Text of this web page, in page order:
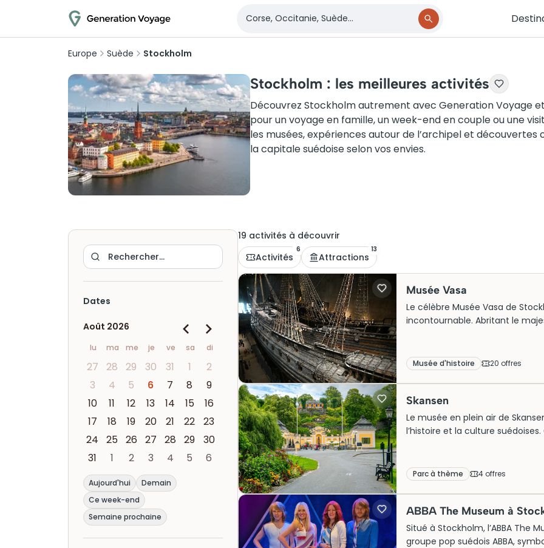
Europe Suède Stockholm
Stockholm : les meilleures activités
Découvrez Stockholm autrement avec Generation Voyage
pour un voyage en famille, un week-end en couple ou une
les musées, expériences autour de l’archipel et
la capitale suédoise selon vos envies.
Dates
Août 2026
lu ma me je ve sa di
27 28 29 30 31 1
2
3
4 5 6 7 8
9
10
11 12 13 14 15
16
17
18 19 20 21 22
23
24
25 26 27 28 29
30
31
1 2 3 4 5 6
Aujourd'hui
Demain
Ce week-end
Semaine prochaine
19 activités à découvrir
Activités
6
Attractions
13
Musée Vasa
Le célèbre Musée Vasa de
incontournable. Abritant le
magnifiquement préservée.
captivante requiert souvent
s’assurer d’une place. Le
majeure en Suède.
Musée d'histoire 20 offres
Skansen
Le musée en plein air de
l’histoire et la culture
nordique. Aujourd’hui, des
billets pour ce site populaire
vibrant de la Suède.
Parc à thème 4 offres
ABBA The Museum à
Situé à Stockholm, l’ABBA The
groupe pop suédois ABBA,